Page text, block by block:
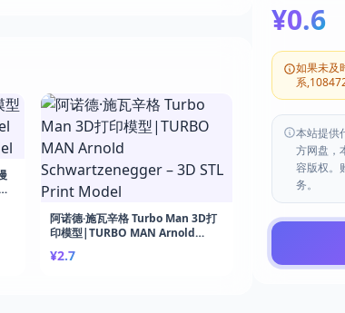
阿诺德·施瓦辛格 Turbo Man 3D打
印模型|TURBO MAN Arnold
Model
¥2.7
¥0.6
如果未及
系
本站提供
方网盘，
容版权。
务。